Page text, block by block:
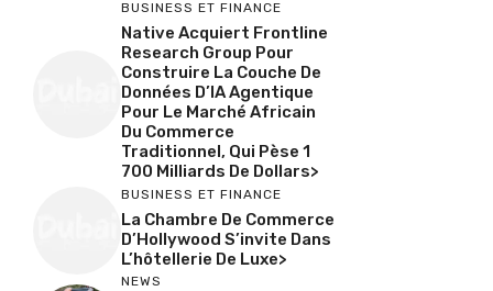
BUSINESS ET FINANCE
Native Acquiert Frontline
Research Group Pour
Construire La Couche De
Données D’IA Agentique
Pour Le Marché Africain
Du Commerce
Traditionnel, Qui Pèse 1
700 Milliards De Dollars>
BUSINESS ET FINANCE
La Chambre De Commerce
D’Hollywood S’invite Dans
L’hôtellerie De Luxe>
NEWS